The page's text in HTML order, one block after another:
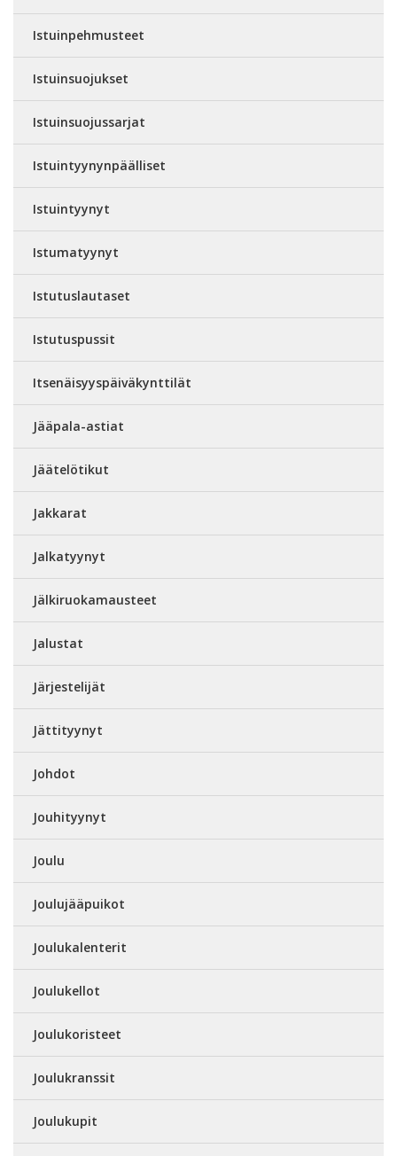
Istuinpehmusteet
Istuinsuojukset
Istuinsuojussarjat
Istuintyynynpäälliset
Istuintyynyt
Istumatyynyt
Istutuslautaset
Istutuspussit
Itsenäisyyspäiväkynttilät
Jääpala-astiat
Jäätelötikut
Jakkarat
Jalkatyynyt
Jälkiruokamausteet
Jalustat
Järjestelijät
Jättityynyt
Johdot
Jouhityynyt
Joulu
Joulujääpuikot
Joulukalenterit
Joulukellot
Joulukoristeet
Joulukranssit
Joulukupit